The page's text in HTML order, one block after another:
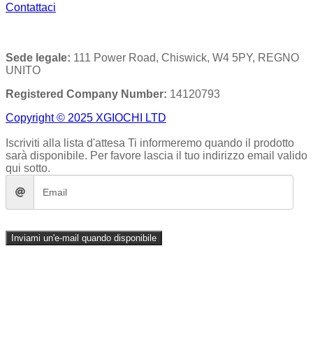
Contattaci
Sede legale: 111 Power Road, Chiswick, W4 5PY, REGNO
UNITO
Registered Company Number: 14120793
Copyright © 2025 XGIOCHI LTD
Iscriviti alla lista d'attesa Ti informeremo quando il prodotto
sarà disponibile. Per favore lascia il tuo indirizzo email valido
qui sotto.
Inviami un'e-mail quando disponibile